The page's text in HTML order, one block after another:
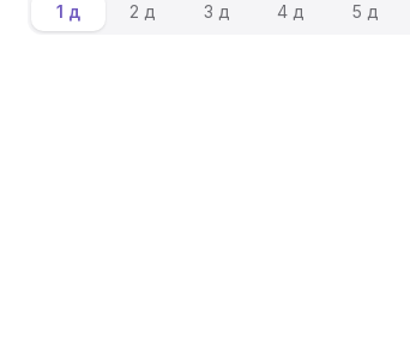
1 д
2 д 3 д 4 д 5 д